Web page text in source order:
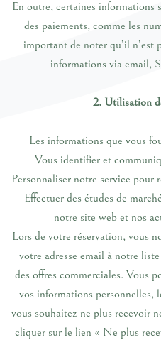
En outre, certaines informations
des paiements, comme les
important de noter qu’il n’est
informations via email,
2. Utilisation
Les informations que vous
Vous identifier et
Personnaliser notre service pour
Effectuer des études de
notre site web et nos
Lors de votre réservation, vous
votre adresse email à notre
des offres commerciales. Vous
vos informations personnelles,
vous souhaitez ne plus recevoir
cliquer sur le lien « Ne plus